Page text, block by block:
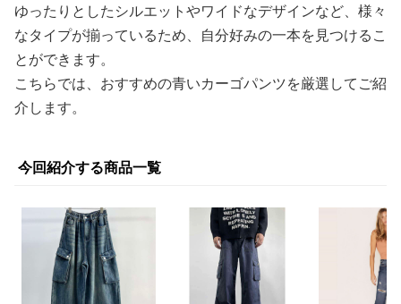
ゆったりとしたシルエットやワイドなデザインなど、様々
なタイプが揃っているため、自分好みの一本を見つけるこ
とができます。
こちらでは、おすすめの青いカーゴパンツを厳選してご紹
介します。
今回紹介する商品一覧